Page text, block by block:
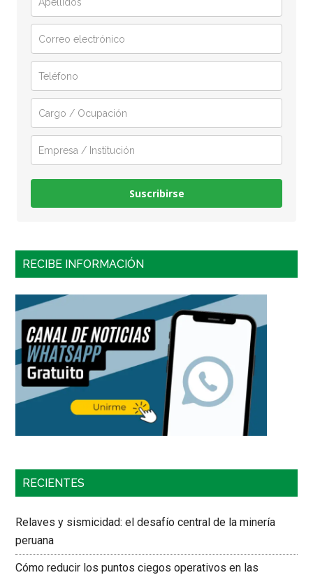
Suscribirse
RECIBE INFORMACIÓN
RECIENTES
Relaves y sismicidad: el desafío central de la minería
peruana
Cómo reducir los puntos ciegos operativos en las